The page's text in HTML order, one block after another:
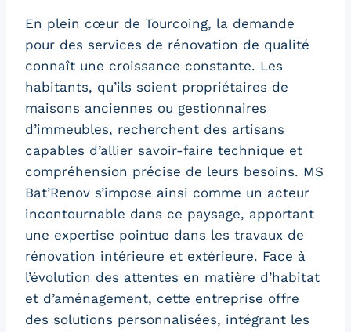
En plein cœur de Tourcoing, la demande
pour des services de rénovation de qualité
connaît une croissance constante. Les
habitants, qu’ils soient propriétaires de
maisons anciennes ou gestionnaires
d’immeubles, recherchent des artisans
capables d’allier savoir-faire technique et
compréhension précise de leurs besoins. MS
Bat’Renov s’impose ainsi comme un acteur
incontournable dans ce paysage, apportant
une expertise pointue dans les travaux de
rénovation intérieure et extérieure. Face à
l’évolution des attentes en matière d’habitat
et d’aménagement, cette entreprise offre
des solutions personnalisées, intégrant les